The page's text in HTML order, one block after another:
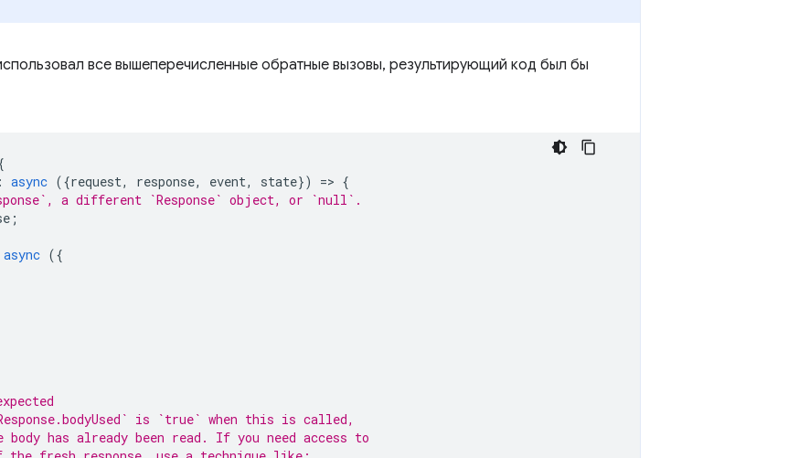
все вышеперечисленные обратные вызовы, результирующий код был бы
: async ({request, response, event, state}) => {
a different `Response` object, or `null`.
;
async ({
is `true` when this is called,
body has already been read. If you need access to